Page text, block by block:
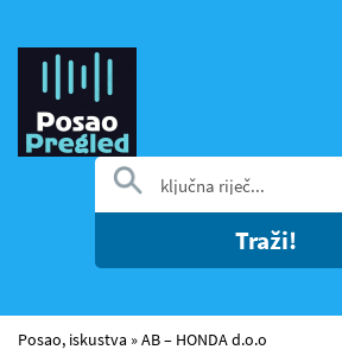
Traži!
Posao, iskustva »AB – HONDA d.o.o